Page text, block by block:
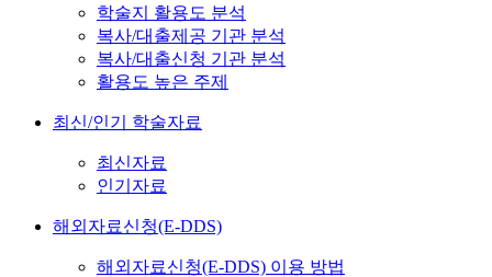
학술지 활용도 분석
복사/대출제공 기관 분석
복사/대출신청 기관 분석
활용도 높은 주제
최신/인기 학술자료
최신자료
인기자료
해외자료신청(E-DDS)
해외자료신청(E-DDS) 이용 방법